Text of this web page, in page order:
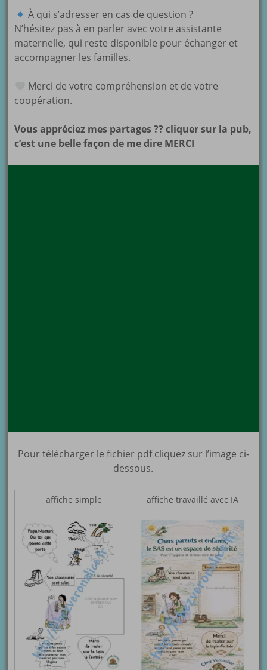
À qui s’adresser en cas de question ?
N’hésitez pas à en parler avec votre assistante
maternelle, qui reste disponible pour échanger et
accompagner les familles.
Merci de votre compréhension et de votre
coopération.
Vous appréciez mes partages ?? cliquer sur la pub,
c’est une belle façon de me dire MERCI
Pour télécharger le fichier pdf cliquez sur l’image ci-
dessous.
affiche simple affiche travaillé avec IA